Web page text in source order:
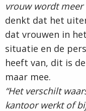
vrouw wordt meer
denkt dat het
dat vrouwen in
situatie en de
heeft van, dit is
maar mee.
“Het verschilt
kantoor werkt of